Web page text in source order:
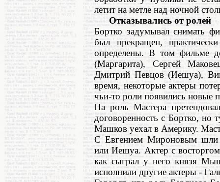
летит на метле над ночной
Отказывались от ролей
Бортко задумывал снимать
был прекращен,
определены. В том фильме
(Маргарита), Сергей
Дмитрий Певцов (Иешуа),
время, некоторые актеры
чьи-то роли появились новые
На роль Мастера
договоренность с Бортко, но
Машков уехал в Америку.
С Евгением Мироновым шли
или Иешуа. Актер с
как сыграл у него князя
исполнили другие актеры -